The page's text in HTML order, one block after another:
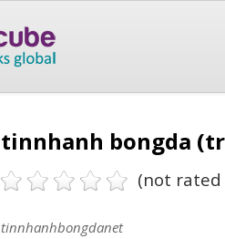
tinnhanh bongda
(not rated
tinnhanhbongdanet